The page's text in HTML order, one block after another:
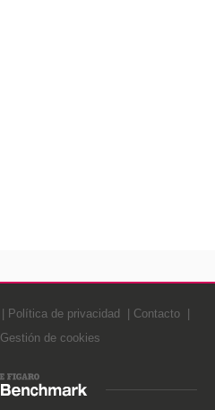
Política de privacidad
Contacto
Gestión de cookies